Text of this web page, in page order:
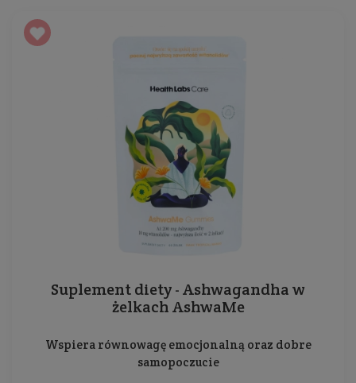
Suplement diety - Ashwagandha w
żelkach AshwaMe
Wspiera równowagę emocjonalną oraz dobre
samopoczucie